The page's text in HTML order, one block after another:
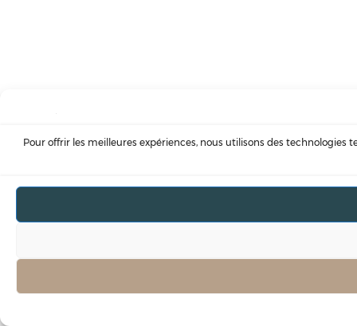
Pour offrir les meilleures expériences, nous utilisons des